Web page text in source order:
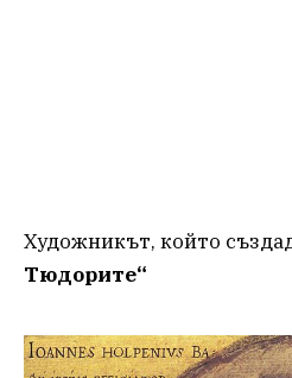
Художникът, който
Тюдорите“